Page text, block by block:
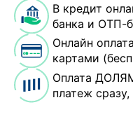
В кредит
банка и ОТП-
Онлайн
картами
Оплата
платеж